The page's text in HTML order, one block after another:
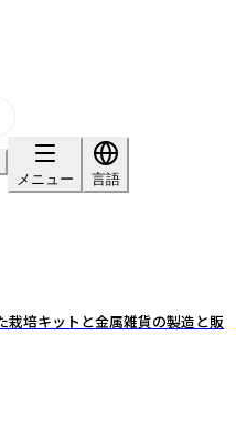
メニュー
言語
培キットと金属雑貨の製造と販